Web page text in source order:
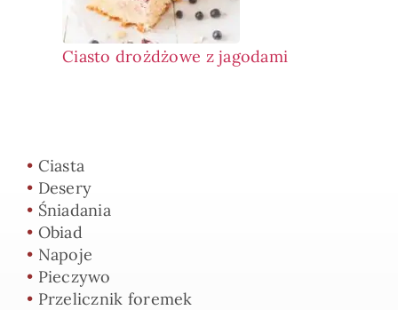
Ciasto drożdżowe z jagodami
• Ciasta
• Desery
• Śniadania
• Obiad
• Napoje
• Pieczywo
• Przelicznik foremek